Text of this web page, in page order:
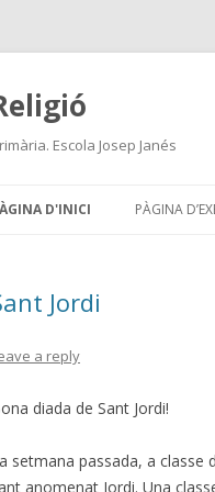
Escola Josep Janés
D'INICI PÀGINA
Jordi
a reply
diada de Sant Jordi!
setmana passada, a classe
anomenat Jordi. Una